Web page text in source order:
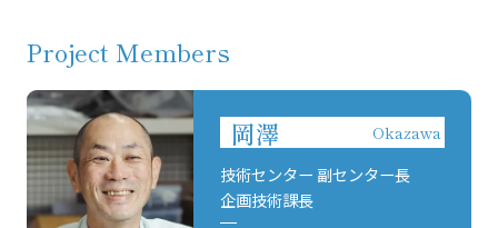
Project Members
岡澤
Okazawa
技術センター 副センター長
企画技術課長